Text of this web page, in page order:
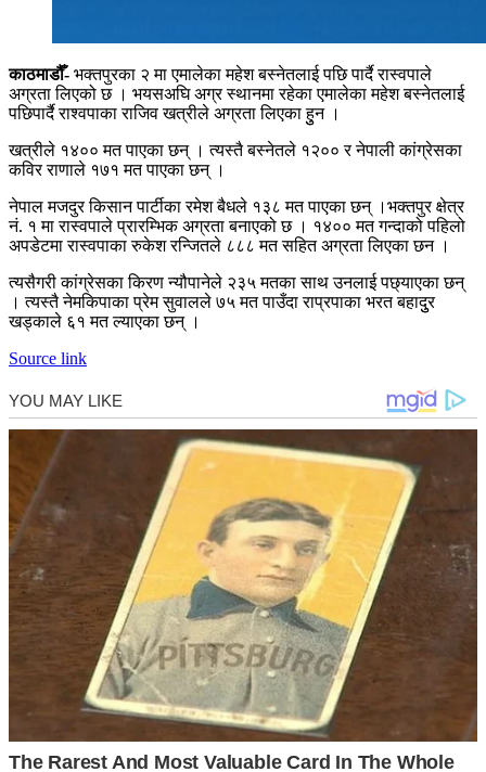
काठमाडौँ- भक्तपुरका २ मा एमालेका महेश बस्नेतलाई पछि पार्दै रास्वपाले
अग्रता लिएको छ । भयसअघि अग्र स्थानमा रहेका एमालेका महेश बस्नेतलाई
पछिपार्दै राश्वपाका राजिव खत्रीले अग्रता लिएका हुुन ।
खत्रीले १४०० मत पाएका छन् । त्यस्तै बस्नेतले १२०० र नेपाली कांग्रेसका
कविर राणाले १७१ मत पाएका छन् ।
नेपाल मजदुर किसान पार्टीका रमेश बैधले १३८ मत पाएका छन् ।भक्तपुर क्षेत्र
नं. १ मा रास्वपाले प्रारम्भिक अग्रता बनाएको छ । १४०० मत गन्दाको पहिलो
अपडेटमा रास्वपाका रुकेश रन्जितले ८८८ मत सहित अग्रता लिएका छन ।
त्यसैगरी कांग्रेसका किरण न्यौपानेले २३५ मतका साथ उनलाई पछ्याएका छन्
। त्यस्तै नेमकिपाका प्रेम सुवालले ७५ मत पाउँदा राप्रपाका भरत बहादुुर
खड्काले ६१ मत ल्याएका छन् ।
Source link